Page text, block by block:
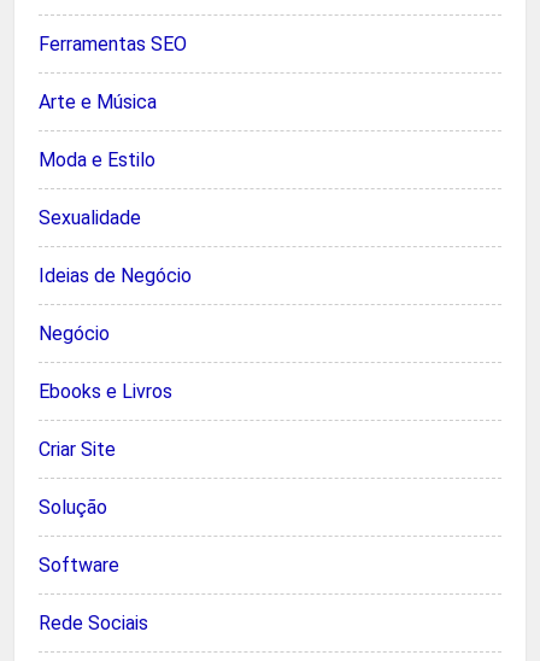
Ferramentas SEO
Arte e Música
Moda e Estilo
Sexualidade
Ideias de Negócio
Negócio
Ebooks e Livros
Criar Site
Solução
Software
Rede Sociais